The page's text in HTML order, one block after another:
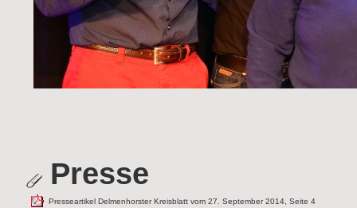
Presse
Presseartikel Delmenhorster Kreisblatt vom 27. September 2014, Seite 4